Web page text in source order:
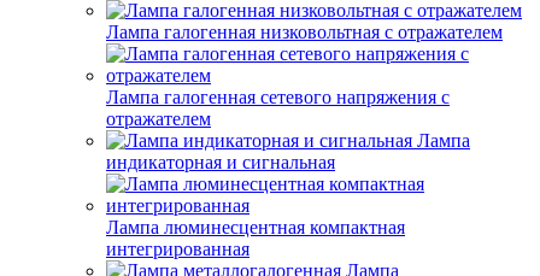
Лампа галогенная низковольтная с отражателем
Лампа галогенная сетевого напряжения с
отражателем
Лампа
индикаторная и сигнальная
Лампа люминесцентная компактная
интегрированная
Лампа